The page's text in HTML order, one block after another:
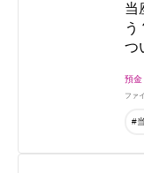
当
う
つ
預金
ファ
#